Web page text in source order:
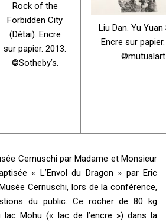
Rock of the
Forbidden City
(Détai). Encre
sur papier. 2013.
©Sotheby’s.
Liu Dan. Yu Yuan
Encre sur
Cernuschi par Madame et Monsieur
« L’Envol du Dragon » par Eric
Cernuschi, lors de la conférence,
du public. Ce rocher de 80 kg
Mohu (« lac de l’encre ») dans la